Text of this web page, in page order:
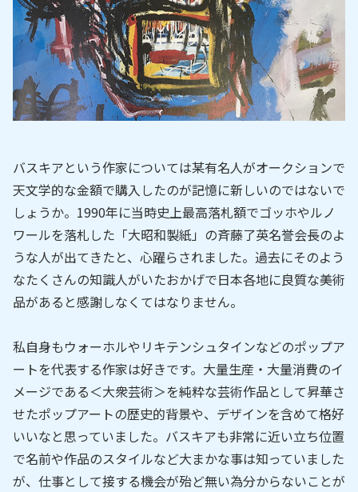
バスキアという作家については某有名人がオークションで
天文学的な金額で購入したのが記憶に新しいのではないで
しょうか。1990年に当時史上最高落札額でゴッホやルノ
ワールを落札した「大昭和製紙」の斉藤了英名誉会長のよ
うな人が出てきたと、心躍らされました。過去にそのよう
なたくさんの知識人がいたおかげで日本各地に良質な美術
品があると感謝しなくてはなりません。
私自身もウォーホルやリキテンシュタインなどのポップア
ートを代表する作家は好きです。大量生産・大量消費のイ
メージである＜大衆芸術＞を純粋な芸術作品として昇華さ
せたポップアートの歴史的背景や、デザインを含めて格好
いいなと思っていました。バスキアも非常に近い立ち位置
で名前や作品のスタイルなど大まかな事は知っていました
が、仕事として接する機会が殆ど無い為分からないことが